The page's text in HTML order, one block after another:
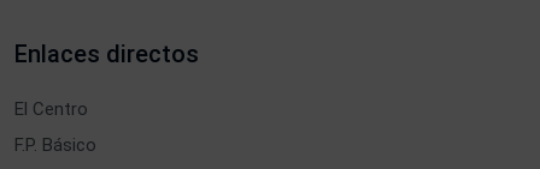
Enlaces directos
El Centro
F.P. Básico